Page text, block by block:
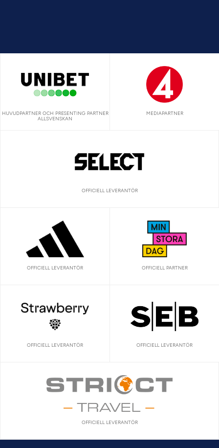
HUVUDPARTNER OCH PRESENTING PARTNER
ALLSVENSKAN
MEDIAPARTNER
OFFICIELL LEVERANTÖR
OFFICIELL LEVERANTÖR OFFICIELL PARTNER
OFFICIELL LEVERANTÖR OFFICIELL LEVERANTÖR
OFFICIELL LEVERANTÖR